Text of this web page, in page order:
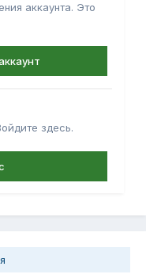
аккаунта. Это
здесь.